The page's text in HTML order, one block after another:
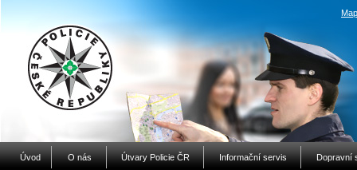
Úvod O nás Útvary Policie ČR Informační servis Dopravní